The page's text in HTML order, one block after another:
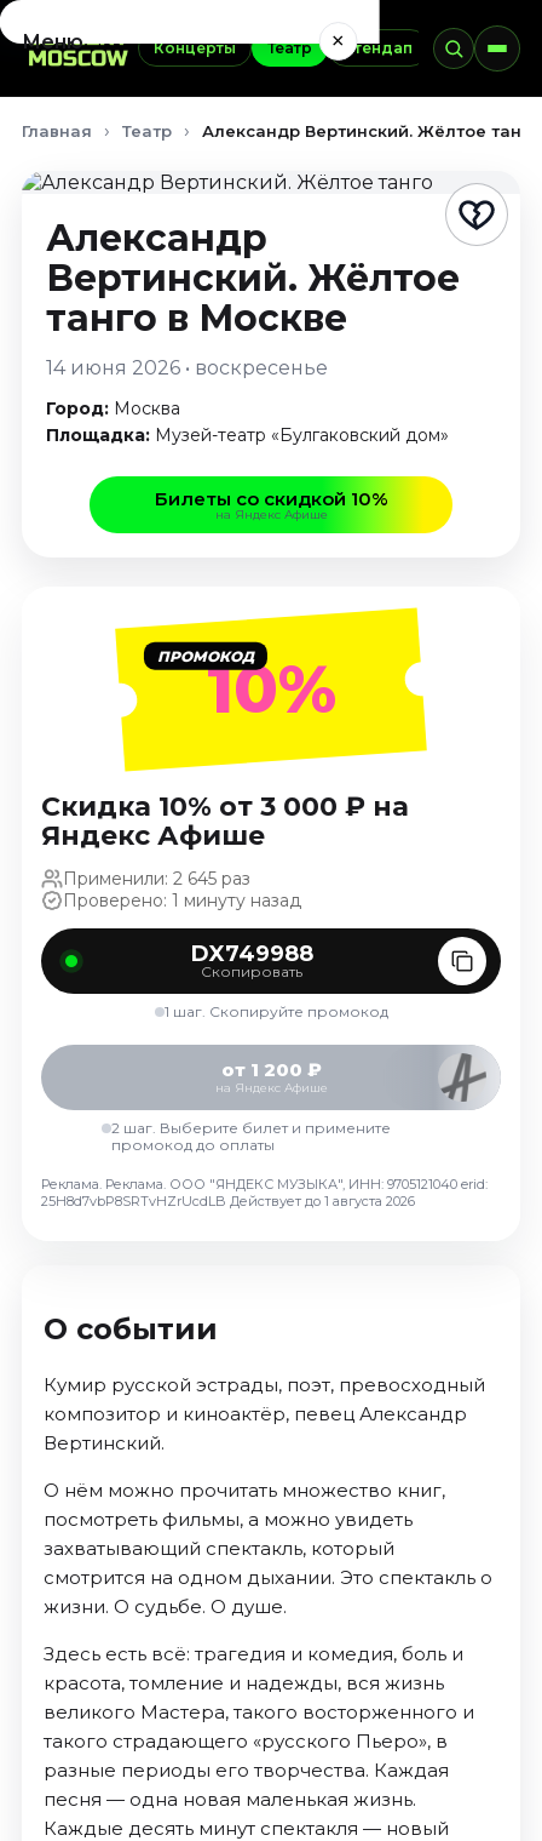
Концерты Театр Стендап Выставки
Меню ×
Сентябрь 2026
Ноябрь 2026
Декабрь 2026
Январь 2027
Сентябрь 2026
Ноябрь 2026
Декабрь 2026
Август 2026
Сентябрь 2026
Октябрь 2026
Ноябрь 2026
Декабрь 2026
Выставки
Август 2026
Сентябрь 2026
Октябрь 2026
Декабрь 2026
Январь 2027
Сентябрь 2026
Октябрь 2026
Август 2026
Август 2026
Ноябрь 2026
Январь 2027
Площадки
Главная Театр Александр Вертинский. Жёлтое
Александр
Вертинский. Жёлтое
танго в Москве
14 июня 2026 • воскресенье
Город: Москва
Площадка: Музей-театр «Булгаковский дом»
Билеты со скидкой 10%
на Яндекс Афише
ПРОМОКОД10%
Скидка 10% от 3 000 ₽ на
Яндекс Афише
Применили: 2 645 раз
Проверено: 1 минуту назад
DX749988
Скопировать
1 шаг. Скопируйте промокод
от 1 200 ₽
на Яндекс Афише
2 шаг. Выберите билет и примените
промокод до оплаты
Реклама. Реклама. ООО "ЯНДЕКС МУЗЫКА", ИНН: 9705121040 erid:
25H8d7vbP8SRTvHZrUcdLB Действует до 1 августа 2026
О событии
Кумир русской эстрады, поэт, превосходный
композитор и киноактёр, певец Александр
Вертинский.
О нём можно прочитать множество книг,
посмотреть фильмы, а можно увидеть
захватывающий спектакль, который
смотрится на одном дыхании. Это спектакль о
жизни. О судьбе. О душе.
Здесь есть всё: трагедия и комедия, боль и
красота, томление и надежды, вся жизнь
великого Мастера, такого восторженного и
такого страдающего «русского Пьеро», в
разные периоды его творчества. Каждая
песня — одна новая маленькая жизнь.
Каждые десять минут спектакля — новый